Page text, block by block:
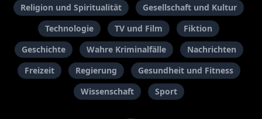
Religion und Spiritualität
Gesellschaft und Kultur
Technologie
TV und Film
Fiktion
Geschichte
Wahre Kriminalfälle
Nachrichten
Freizeit
Regierung
Gesundheit und Fitness
Wissenschaft
Sport